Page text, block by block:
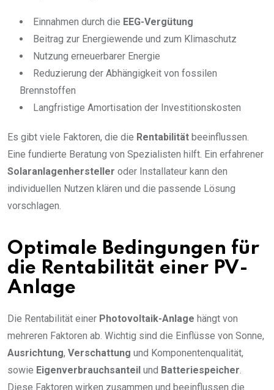
Einnahmen durch die EEG-Vergütung
Beitrag zur Energiewende und zum Klimaschutz
Nutzung erneuerbarer Energie
Reduzierung der Abhängigkeit von fossilen
Brennstoffen
Langfristige Amortisation der Investitionskosten
Es gibt viele Faktoren, die die Rentabilität beeinflussen.
Eine fundierte Beratung von Spezialisten hilft. Ein erfahrener
Solaranlagenhersteller oder Installateur kann den
individuellen Nutzen klären und die passende Lösung
vorschlagen.
Optimale Bedingungen für
die Rentabilität einer PV-
Anlage
Die Rentabilität einer Photovoltaik-Anlage hängt von
mehreren Faktoren ab. Wichtig sind die Einflüsse von Sonne,
Ausrichtung, Verschattung und Komponentenqualität,
sowie Eigenverbrauchsanteil und Batteriespeicher.
Diese Faktoren wirken zusammen und beeinflussen die